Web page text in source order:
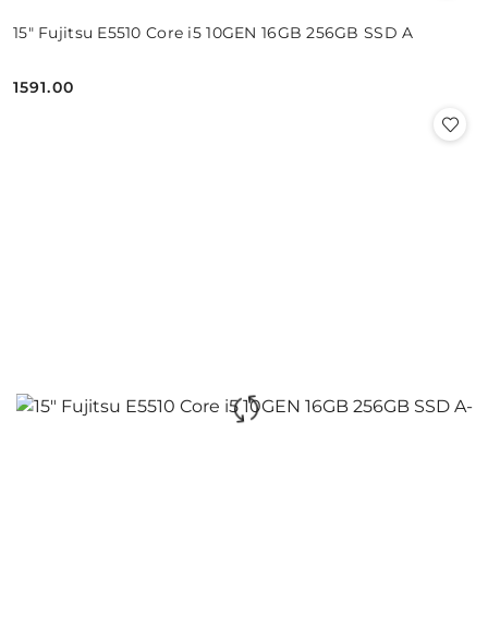
15" Fujitsu E5510 Core i5 10GEN 16GB 256GB SSD A
Cena:
1591.00